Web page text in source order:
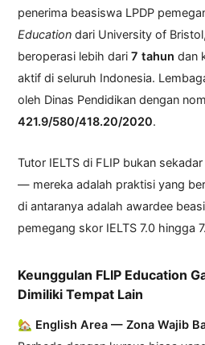
penerima beasiswa LPDP
Education dari University of
beroperasi lebih dari7 tahun dan
aktif di seluruh Indonesia.
oleh Dinas Pendidikan dengan
421.9/580/418.20/2020.
Tutor IELTS di FLIP bukan
— mereka adalah praktisi yang
di antaranya adalah awardee
pemegang skor IELTS 7.0 hingga
Keunggulan FLIP Education
Dimiliki Tempat Lain
🏡 English Area — Zona Wajib